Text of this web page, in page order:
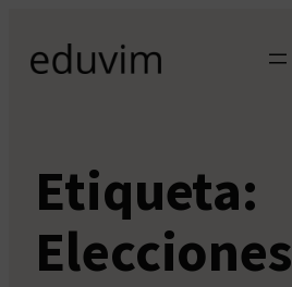
contenido
Etiqueta:
Elecciones